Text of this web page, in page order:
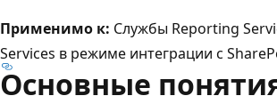
Применимо к: Службы Reporting
Services в режиме интеграции с
Основные